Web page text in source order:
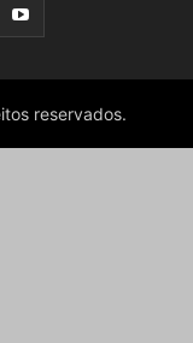
reservados.